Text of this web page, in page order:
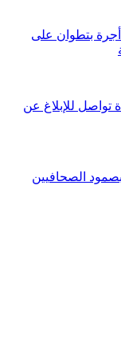
بتطوان على
تواصل للإبلاغ عن
بصمود الصحافيين